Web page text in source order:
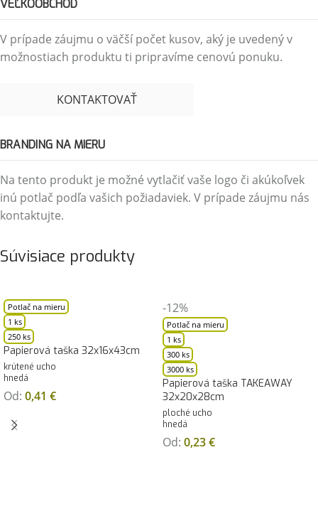
VEĽKOOBCHOD
V prípade záujmu o väčší počet kusov, aký je uvedený v
možnostiach produktu ti pripravíme cenovú ponuku.
KONTAKTOVAŤ
BRANDING NA MIERU
Na tento produkt je možné vytlačiť vaše logo či akúkoľvek
inú potlač podľa vašich požiadaviek. V prípade záujmu nás
kontaktujte.
Súvisiace produkty
Potlač na mieru
1 ks
250 ks
Papierová taška 32x16x43cm
krútené ucho
hnedá
Od: 0,41 €
-12%
Potlač na mieru
1 ks
300 ks
3000 ks
Papierová taška TAKEAWAY
32x20x28cm
ploché ucho
hnedá
Od: 0,23€